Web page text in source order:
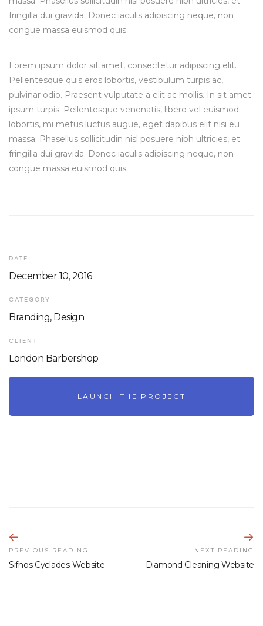
fringilla dui gravida. Donec iaculis adipiscing neque, non
congue massa euismod quis.
Lorem ipsum dolor sit amet, consectetur adipiscing elit.
Pellentesque quis eros lobortis, vestibulum turpis ac,
pulvinar odio. Praesent vulputate a elit ac mollis. In sit amet
ipsum turpis. Pellentesque venenatis, libero vel euismod
lobortis, mi metus luctus augue, eget dapibus elit nisi eu
massa. Phasellus sollicitudin nisl posuere nibh ultricies, et
fringilla dui gravida. Donec iaculis adipiscing neque, non
congue massa euismod quis.
DATE
December 10, 2016
CATEGORY
Branding, Design
CLIENT
London Barbershop
LAUNCH THE PROJECT
PREVIOUS READING
Sifnos Cyclades Website
NEXT READING
Diamond Cleaning Website